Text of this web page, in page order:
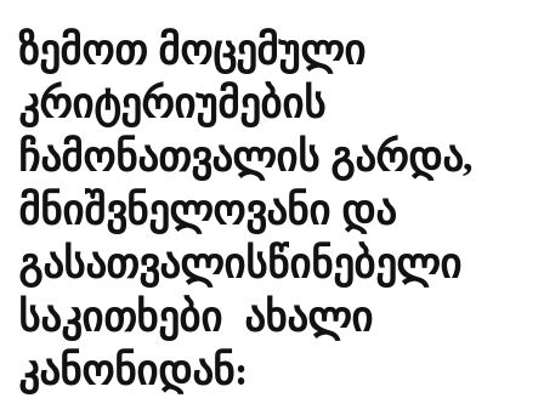
ზემოთ მოცემული
კრიტერიუმების
ჩამონათვალის გარდა,
მნიშვნელოვანი და
გასათვალისწინებელი
საკითხები ახალი
კანონიდან: